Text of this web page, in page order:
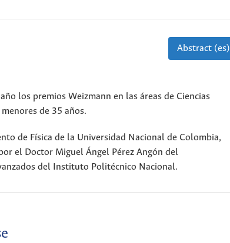
Abstract (es)
los premios Weizmann en las áreas de Ciencias
de 35 años.
de Física de la Universidad Nacional de Colombia,
el Doctor Miguel Ángel Pérez Angón del
del Instituto Politécnico Nacional.